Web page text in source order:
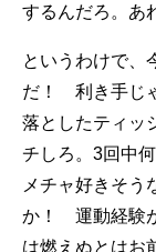
するんだろ。あ
というわけで、
だ！ 利き手じ
落としたティッ
チしろ。3回中
メチャ好きそう
か！ 運動経験
は燃えぬとは